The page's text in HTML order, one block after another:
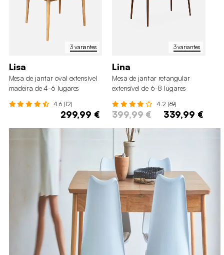
3 variantes
Lisa
Mesa de jantar oval extensível
madeira de 4-6 lugares
4.6 (12)
299,99 €
3 variantes
Lina
Mesa de jantar retangular
extensível de 6-8 lugares
4.2 (69)
399,99 € 339,99 €